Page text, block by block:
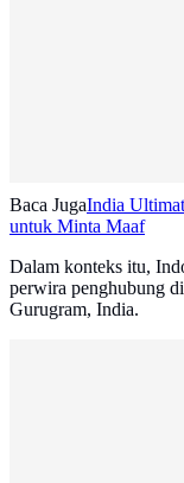
Baca JugaIndia
untuk Minta Maaf
Dalam konteks itu,
perwira penghubung
Gurugram, India.